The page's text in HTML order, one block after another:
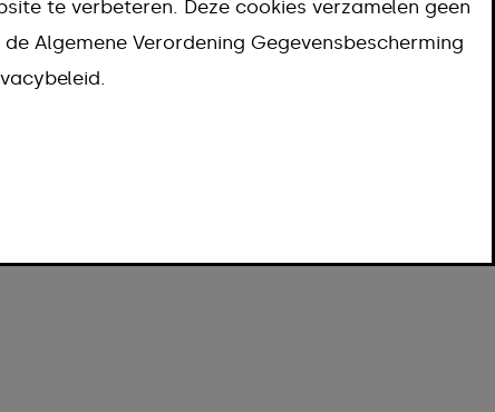
te verbeteren. Deze cookies verzamelen geen
Algemene Verordening Gegevensbescherming